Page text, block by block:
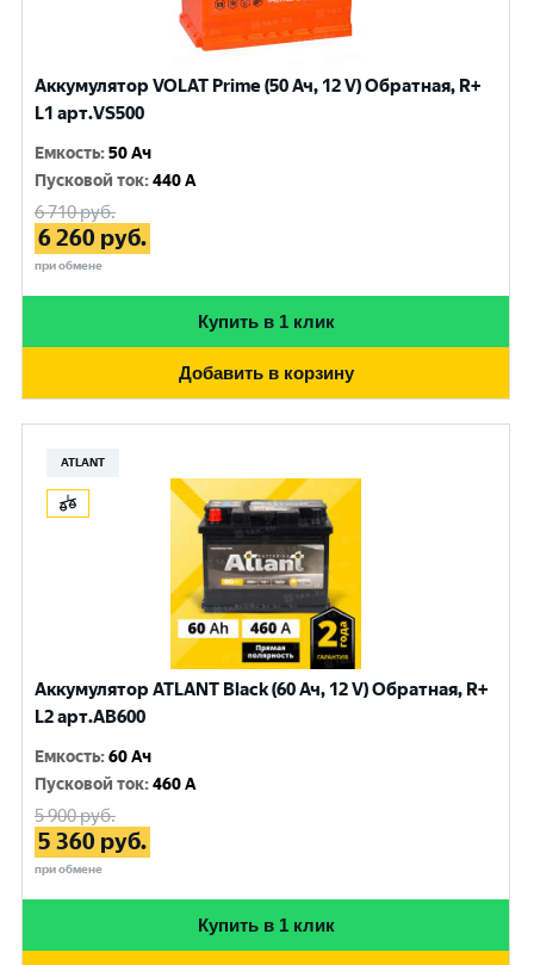
Аккумулятор VOLAT Prime (50 Ач, 12 V) Обратная, R+
L1 арт.VS500
Емкость:50 Ач
Пусковой ток:440 A
6 710руб.
6 260 руб.
при обмене
Купить в 1 клик
Добавить в корзину
ATLANT
Аккумулятор ATLANT Black (60 Ач, 12 V) Обратная, R+
L2 арт.AB600
Емкость:60 Ач
Пусковой ток:460 A
5 900руб.
5 360 руб.
при обмене
Купить в 1 клик